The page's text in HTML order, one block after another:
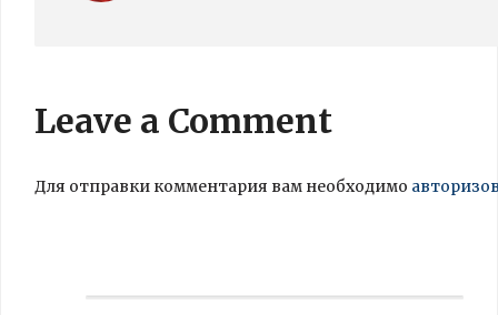
Leave a Comment
Для отправки комментария вам необходимо